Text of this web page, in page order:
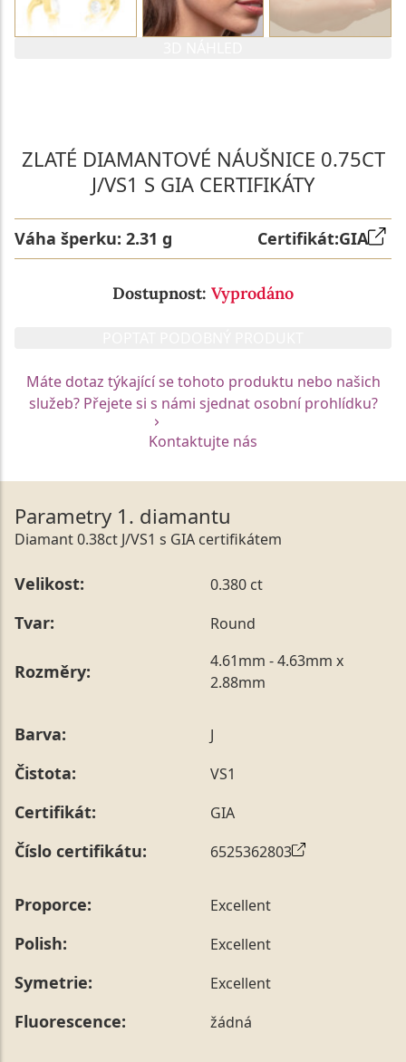
ZLATÉ DIAMANTOVÉ NÁUŠNICE 0.75CT
J/VS1 S GIA CERTIFIKÁTY
Váha šperku: 2.31 g Certifikát:GIA
Dostupnost: Vyprodáno
Máte dotaz týkající se tohoto produktu nebo našich
služeb? Přejete si s námi sjednat osobní prohlídku?
Kontaktujte nás
Parametry 1. diamantu
Diamant 0.38ct J/VS1 s GIA certifikátem
Velikost: 0.380 ct
Tvar: Round
Rozměry:
4.61mm - 4.63mm x
2.88mm
Barva: J
Čistota: VS1
Certifikát: GIA
Číslo certifikátu: 6525362803
Proporce: Excellent
Polish: Excellent
Symetrie: Excellent
Fluorescence: žádná